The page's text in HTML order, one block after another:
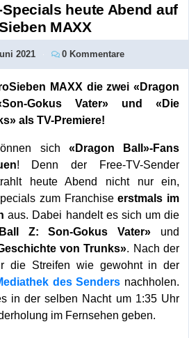
heute Abend auf
MAXX
2021 0 Kommentare
MAXX die zwei «Dragon
Gokus Vater» und «Die
als TV-Premiere!
sich «Dragon Ball»-Fans
! Denn der Free-TV-Sender
heute Abend nicht nur ein,
zum Franchiseerstmals im
aus. Dabei handelt es sich um die
Z: Son-Gokus Vater» und
von Trunks». Nach der
die Streifen wie gewohnt in der
des Senders nachholen.
in der selben Nacht um 1:35 Uhr
im Fernsehen geben.